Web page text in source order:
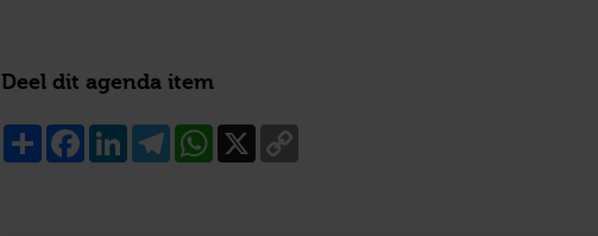
Deel dit agenda item
ShareFacebookLinkedInTelegramWhatsApp